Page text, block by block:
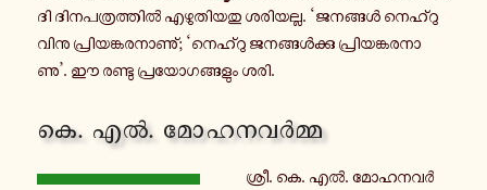
ദി ദി­ന­പ­ത്ര­ത്തിൽ എ­ഴു­തി­യ­തു ശ­രി­യ­ല്ല. ‘ജ­ന­ങ്ങൾ നെ­ഹ്റു­
വി­നു പ്രി­യ­ങ്ക­ര­നാ­ണു്; ‘നെ­ഹ്റു ജ­ന­ങ്ങൾ­ക്കു പ്രി­യ­ങ്ക­ര­നാ­
ണു’. ഈ രണ്ടു പ്ര­യോ­ഗ­ങ്ങ­ളും ശരി.
കെ. എൽ. മോ­ഹ­ന­വർ­മ്മ
ശ്രീ. കെ. എൽ. മോ­ഹ­ന­വർ­